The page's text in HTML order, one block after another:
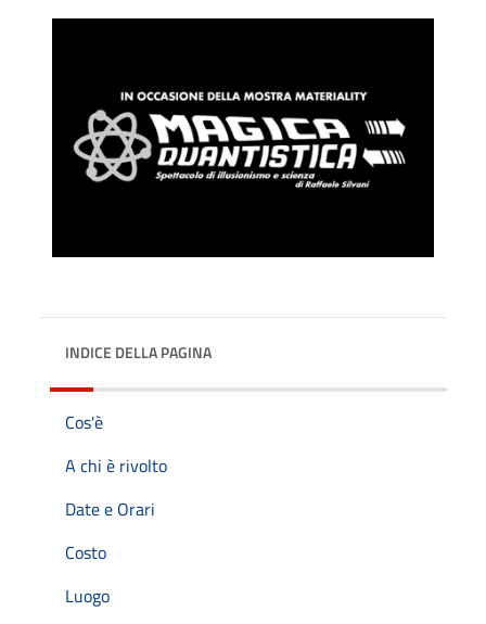
INDICE DELLA PAGINA
Cos'è
A chi è rivolto
Date e Orari
Costo
Luogo